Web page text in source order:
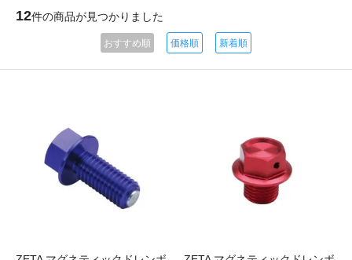
12件の商品が見つかりました
おすすめ順 価格順 新着順